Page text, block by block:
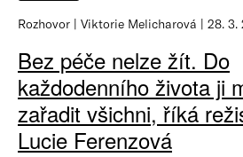
Rozhovor Viktorie Melicharová 28. 3.
Bez péče nelze žít. Do
každodenního života ji
zařadit všichni, říká
Lucie Ferenzová